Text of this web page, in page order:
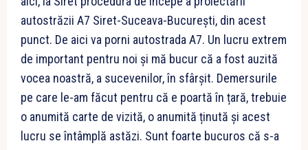
autostrăzii A7 Siret-Suceava-București, din acest
punct. De aici va porni autostrada A7. Un lucru extrem
de important pentru noi și mă bucur că a fost auzită
vocea noastră, a sucevenilor, în sfârșit. Demersurile
pe care le-am făcut pentru că e poartă în țară, trebuie
o anumită carte de vizită, o anumită ținută și acest
lucru se întâmplă astăzi. Sunt foarte bucuros că s-a